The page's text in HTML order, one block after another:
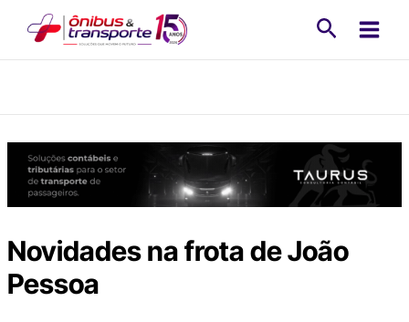
Novidades na frota de João
Pessoa